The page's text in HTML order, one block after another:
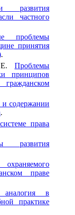
развития
частного
проблемы
принятия
.
Е. Проблемы
принципов
содержании
.
права
развития
охраняемого
праве
аналогия в
практике